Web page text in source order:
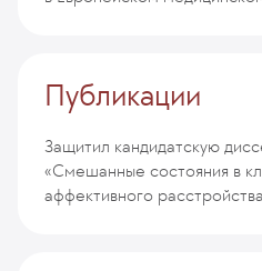
Публикации
Защитил кандидатскую
«Смешанные состояния в
аффективного